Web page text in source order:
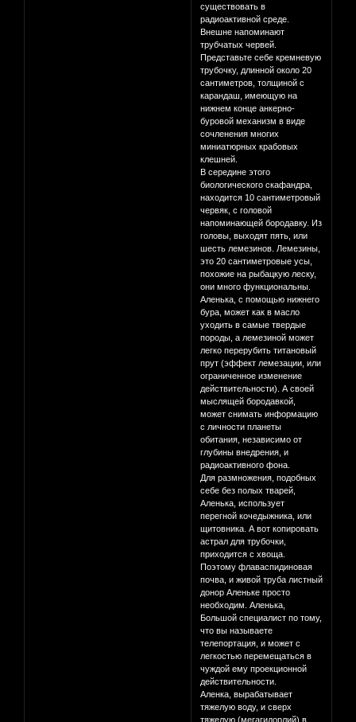
существовать в
радиоактивной среде.
Внешне напоминают
трубчатых червей.
Представьте себе кремневую
трубочку, длинной около 20
сантиметров, толщиной с
карандаш, имеющую на
нижнем конце анкерно-
буровой механизм в виде
сочленения многих
миниатюрных крабовых
клешней.
В середине этого
биологического скафандра,
находится 10 сантиметровый
червяк, с головой
напоминающей бородавку. Из
головы, выходят пять, или
шесть лемезинов. Лемезины,
это 20 сантиметровые усы,
похожие на рыбацкую леску,
они много функциональны.
Аленька, с помощью нижнего
бура, может как в масло
уходить в самые твердые
породы, а лемезиной может
легко перерубить титановый
прут (эффект лемезации, или
ограниченное изменение
действительности). А своей
мыслящей бородавкой,
может снимать информацию
с личности планеты
обитания, независимо от
глубины внедрения, и
радиоактивного фона.
Для размножения, подобных
себе без полых тварей,
Аленька, использует
перегной кочедыжника, или
щитовника. А вот копировать
астрал для трубочки,
приходится с хвоща.
Поэтому флаваспидиновая
почва, и живой труба листный
донор Аленьке просто
необходим. Аленька,
Большой специалист по тому,
что вы называете
телепортация, и может с
легкостью перемещаться в
чуждой ему проекционной
действительности.
Аленка, вырабатывает
тяжелую воду, и сверх
тяжелую (мегагидорлий) в